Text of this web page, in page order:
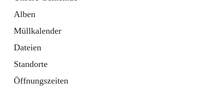
Alben
Müllkalender
Dateien
Standorte
Öffnungszeiten
Bebauungsplan
öffnet
in
neuem
Tab